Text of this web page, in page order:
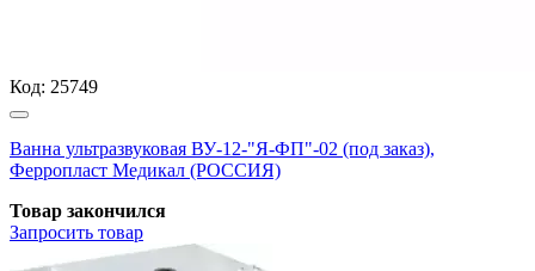
Код: 25749
Ванна ультразвуковая ВУ-12-"Я-ФП"-02 (под заказ),
Ферропласт Медикал (РОССИЯ)
Товар закончился
Запросить товар